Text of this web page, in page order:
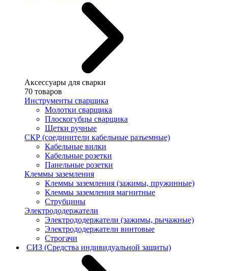
Аксессуары для сварки
70 товаров
Инструменты сварщика
Молотки сварщика
Плоскогубцы сварщика
Щетки ручные
СКР (соединители кабельные разъемные)
Кабельные вилки
Кабельные розетки
Панельные розетки
Клеммы заземления
Клеммы заземления (зажимы, пружинные)
Клеммы заземления магнитные
Струбцины
Электрододержатели
Электрододержатели (зажимы, рычажные)
Электрододержатели винтовые
Строгачи
СИЗ (Средства индивидуальной защиты)